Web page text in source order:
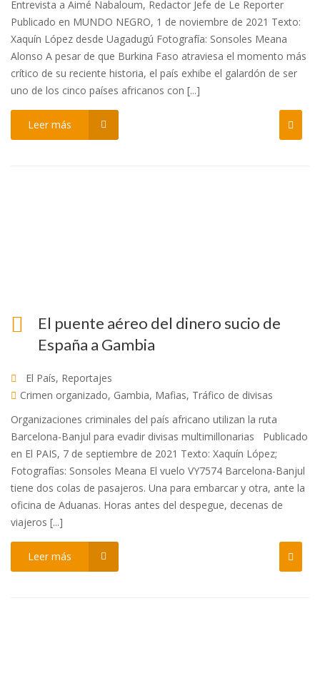
Entrevista a Aimé Nabaloum, Redactor Jefe de Le Reporter
Publicado en MUNDO NEGRO, 1 de noviembre de 2021 Texto:
Xaquín López desde Uagadugú Fotografía: Sonsoles Meana
Alonso A pesar de que Burkina Faso atraviesa el momento más
crítico de su reciente historia, el país exhibe el galardón de ser
uno de los cinco países africanos con [...]
Leer más
El puente aéreo del dinero sucio de
España a Gambia
El País, Reportajes
Crimen organizado, Gambia, Mafias, Tráfico de divisas
Organizaciones criminales del país africano utilizan la ruta
Barcelona-Banjul para evadir divisas multimillonarias Publicado
en El PAIS, 7 de septiembre de 2021 Texto: Xaquín López;
Fotografías: Sonsoles Meana El vuelo VY7574 Barcelona-Banjul
tiene dos colas de pasajeros. Una para embarcar y otra, ante la
oficina de Aduanas. Horas antes del despegue, decenas de
viajeros [...]
Leer más